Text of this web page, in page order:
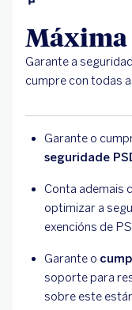
Garante a
cumpre con todas
Garante o
seguridade
Conta ademais
optimizar a
exencións de
Garante o
soporte para
sobre este